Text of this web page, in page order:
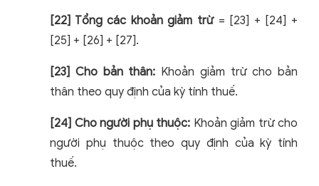
[22] Tổng các khoản giảm trừ= [23] + [24] +
[25] + [26] + [27].
[23] Cho bản thân: Khoản giảm trừ cho bản
thân theo quy định của kỳ tính thuế.
[24] Cho người phụ thuộc: Khoản giảm trừ cho
người phụ thuộc theo quy định của kỳ tính
thuế.